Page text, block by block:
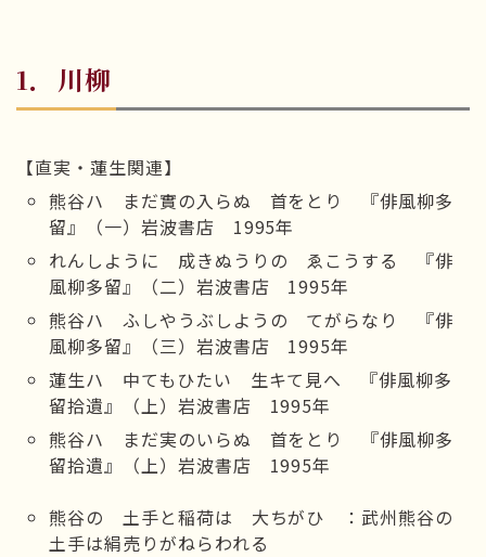
1．川柳
【直実・蓮生関連】
熊谷ハ まだ實の入らぬ 首をとり 『俳風柳多
留』（一）岩波書店 1995年
れんしように 成きぬうりの ゑこうする 『俳
風柳多留』（二）岩波書店 1995年
熊谷ハ ふしやうぶしようの てがらなり 『俳
風柳多留』（三）岩波書店 1995年
蓮生ハ 中てもひたい 生キて見へ 『俳風柳多
留拾遺』（上）岩波書店 1995年
熊谷ハ まだ実のいらぬ 首をとり 『俳風柳多
留拾遺』（上）岩波書店 1995年
熊谷の 土手と稲荷は 大ちがひ ：武州熊谷の
土手は絹売りがねらわれる